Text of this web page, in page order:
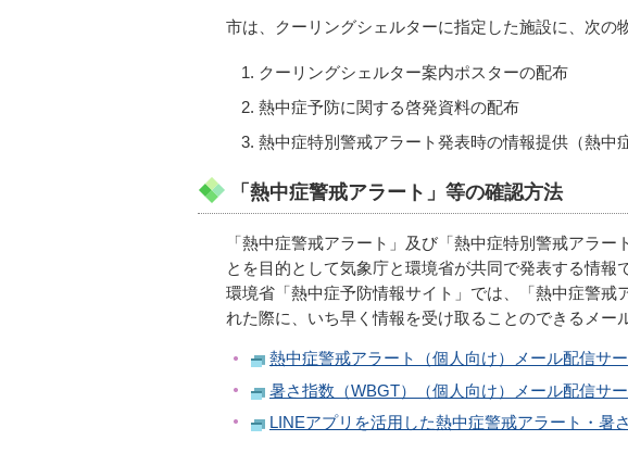
市は、クーリングシェルターに指定した施設に、次の
クーリングシェルター案内ポスターの配布
熱中症予防に関する啓発資料の配布
熱中症特別警戒アラート発表時の情報提供（熱
「熱中症警戒アラート」等の確認方法
「熱中症警戒アラート」及び「熱中症特別警戒アラ
とを目的として気象庁と環境省が共同で発表する情報
環境省「熱中症予防情報サイト」では、「熱中症警
れた際に、いち早く情報を受け取ることのできるメー
熱中症警戒アラート（個人向け）メール配信サー
暑さ指数（WBGT）（個人向け）メール配信サー
LINEアプリを活用した熱中症警戒アラート・暑